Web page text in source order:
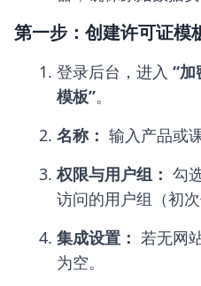
第一步：创建许可证
登录后台，进入 “加
模板”。
名称： 输入产品或
权限与用户组： 勾
访问的用户组（初
集成设置： 若无网
为空。